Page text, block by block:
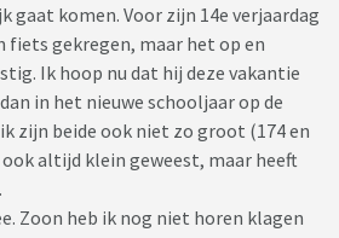
gaat komen. Voor zijn 14e verjaardag
fiets gekregen, maar het op en
Ik hoop nu dat hij deze vakantie
in het nieuwe schooljaar op de
zijn beide ook niet zo groot (174 en
ook altijd klein geweest, maar heeft
Zoon heb ik nog niet horen klagen